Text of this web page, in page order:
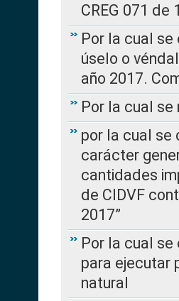
CREG 071 de
Por la cual
úselo o
año 2017.
Por la cual se
por la cual se
carácter
cantidades
de CIDVF
2017”
Por la cual
para ejecutar
natural